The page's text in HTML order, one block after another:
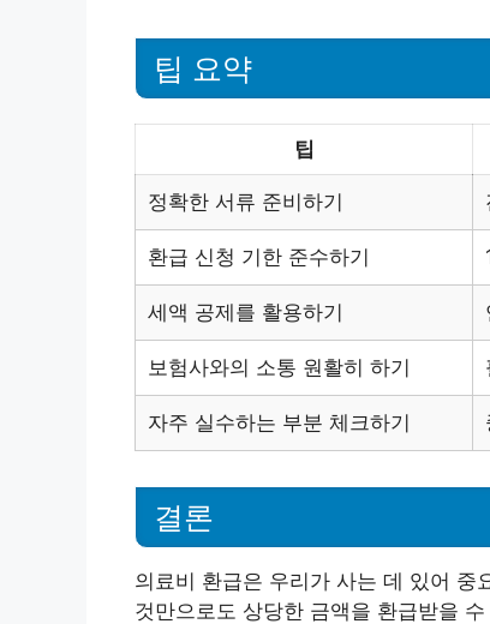
팁 요약
팁
정확한 서류 준비하기
환급 신청 기한 준수하기
세액 공제를 활용하기
보험사와의 소통 원활히 하기
자주 실수하는 부분 체크하기
결론
의료비 환급은 우리가 사는 데 있어 중
것만으로도 상당한 금액을 환급받을